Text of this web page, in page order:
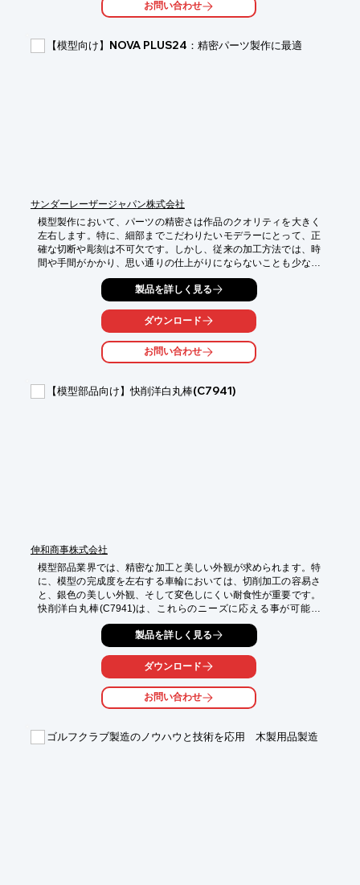
*   布を使った造形
【導入の効果】
お問い合わせ
【模型向け】NOVA PLUS24：精密パーツ製作に最適
サンダーレーザージャパン株式会社
模型製作において、パーツの精密さは作品のクオリティを大きく
左右します。特に、細部までこだわりたいモデラーにとって、正
確な切断や彫刻は不可欠です。しかし、従来の加工方法では、時
間や手間がかかり、思い通りの仕上がりにならないことも少なく
ありません。NOVA PLUS24は、高精度レーザー加工により、こ
れらの課題を解決します。透明素材にも対応し、細部までこだわ
ったパーツ製作を可能にします。
【活用シーン】
・プラモデルのパーツ製作
・ジオラマ制作
・アクリル素材のパーツ製作
製品を詳しく見る
ダウンロード
お問い合わせ
【模型部品向け】快削洋白丸棒(C7941)
伸和商事株式会社
模型部品業界では、精密な加工と美しい外観が求められます。特
に、模型の完成度を左右する車輪においては、切削加工の容易さ
と、銀色の美しい外観、そして変色しにくい耐食性が重要です。
快削洋白丸棒(C7941)は、これらのニーズに応える事が可能で
【活用シーン】
・鉄道模型の車輪
・ミニカーの車輪
・その他、精密模型の線、スポークなど
・銀色の美しい外観による製品の高品質化
製品を詳しく見る
ダウンロード
お問い合わせ
ゴルフクラブ製造のノウハウと技術を応用 木製用品製造